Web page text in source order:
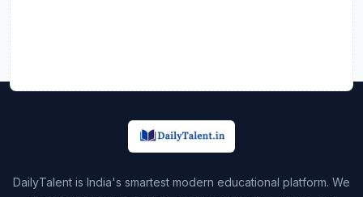
DailyTalent is India's smartest modern educational platform. We